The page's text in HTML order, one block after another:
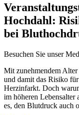
Hochdahl:
bei
Besuchen Sie unser
Mit zunehmendem
und damit das Risiko
Herzinfarkt. Doch
im höheren
es, den Blutdruck auch